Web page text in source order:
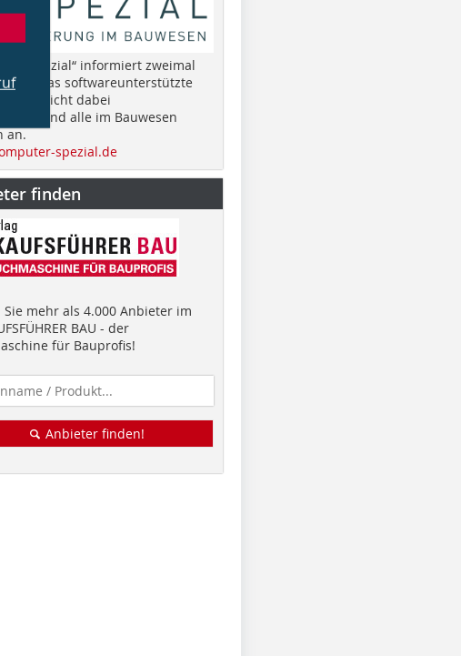
Spezial“ informiert zweimal
über das softwareunterstützte
und spricht dabei
alle im Bauwesen
an.
spezial.de
finden
Sie mehr als 4.000 Anbieter im
BAU - der
für Bauprofis!
Anbieter finden!